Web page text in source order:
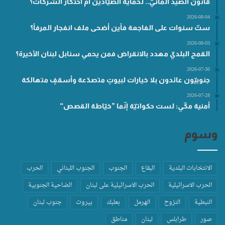
2026-08-04
ستّ سنوات على الفاجعة فأين أضحى ملف انفجار المرفأ؟
2026-08-03
القمح البلديّ مهدد بالانقراض فمن يحمي سنابل لبنان الأخيرة؟
2026-07-30
جنوبيّون عائدون بلا خيارات لبيوتٍ متصدّعة وأسقفٍ متهالكة
2026-07-28
أمنية مكّي: لست حكواتيّة إنّما ”خيّاطة القصص“
وسوم
الانتخابات البلدية البقاع الجنوب الجنوب اللبناني
الحرب
الحرب الاسرائيلية
الحرب الاسرائيلية على لبنان
الضاحية الجنوبية
النبطية
النزوح الهرمل بعلبك بيروت
جنوب لبنان
صور
طرابلس لبنان مناطق